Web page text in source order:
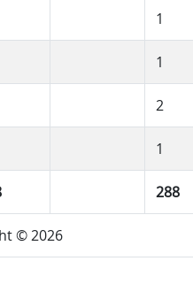
1
1
2
1
288
© 2026